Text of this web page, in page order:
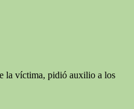
la víctima, pidió auxilio a los